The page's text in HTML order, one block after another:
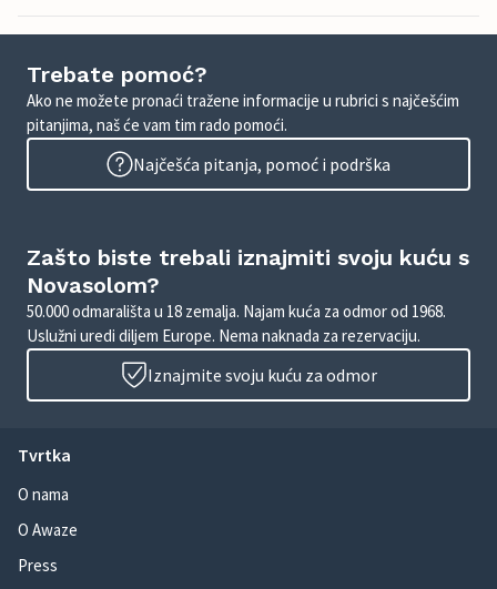
Trebate pomoć?
Ako ne možete pronaći tražene informacije u rubrici s najčešćim
pitanjima, naš će vam tim rado pomoći.
Najčešća pitanja, pomoć i podrška
Zašto biste trebali iznajmiti svoju kuću s
Novasolom?
50.000 odmarališta u 18 zemalja. Najam kuća za odmor od 1968.
Uslužni uredi diljem Europe. Nema naknada za rezervaciju.
Iznajmite svoju kuću za odmor
Tvrtka
O nama
O Awaze
Press